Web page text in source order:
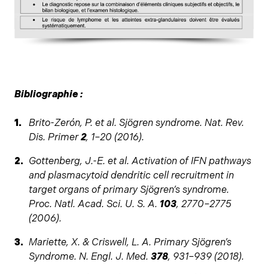
Bibliographie :
Brito-Zerón, P. et al. Sjögren syndrome. Nat. Rev.
Dis. Primer2, 1–20 (2016).
Gottenberg, J.-E. et al. Activation of IFN pathways
and plasmacytoid dendritic cell recruitment in
target organs of primary Sjögren’s syndrome.
Proc. Natl. Acad. Sci. U. S. A. 103, 2770–2775
(2006).
Mariette, X. & Criswell, L. A. Primary Sjögren’s
Syndrome. N. Engl. J. Med. 378, 931–939 (2018).